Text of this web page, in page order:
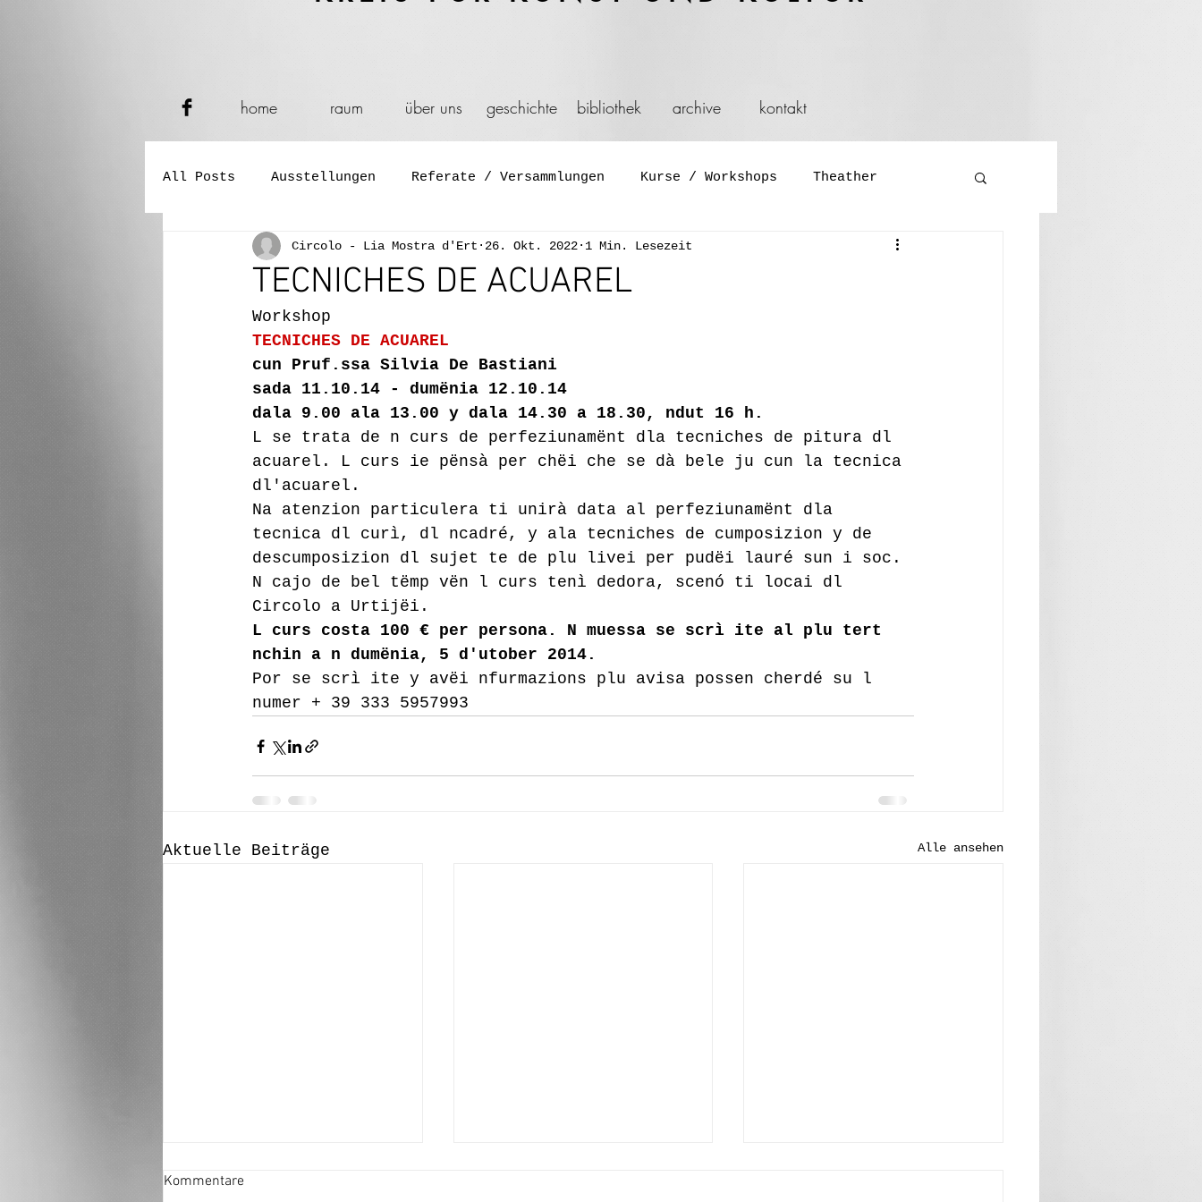
home raum über uns geschichte bibliothek archive kontakt
All Posts Ausstellungen Referate / Versammlungen Kurse / Workshops Theather
Verkostungen Konzerte Symposium Diskussionen Film und Video
Performance und Tanz
Buch- und Zeitungspräsentation Installationen
TECNICHES DE ACUAREL
Circolo - Lia Mostra d'Ert 26. Okt. 2022 1 Min. Lesezeit
Workshop
TECNICHES DE ACUAREL
cun Pruf.ssa Silvia De Bastiani
sada 11.10.14 - dumënia 12.10.14
dala 9.00 ala 13.00 y dala 14.30 a 18.30, ndut 16 h.
L se trata de n curs de perfeziunamënt dla tecniches de pitura dl
acuarel. L curs ie pënsà per chëi che se dà bele ju cun la tecnica
dl'acuarel.
Na atenzion particulera ti unirà data al perfeziunamënt dla
tecnica dl curì, dl ncadré, y ala tecniches de cumposizion y de
descumposizion dl sujet te de plu livei per pudëi lauré sun i soc.
N cajo de bel tëmp vën l curs tenì dedora, scenó ti locai dl
Circolo a Urtijëi.
L curs costa 100 € per persona. N muessa se scrì ite al plu tert
nchin a n dumënia, 5 d'utober 2014.
Por se scrì ite y avëi nfurmazions plu avisa possen cherdé su l
numer + 39 333 5957993
Aktuelle Beiträge Alle ansehen
Kommentare